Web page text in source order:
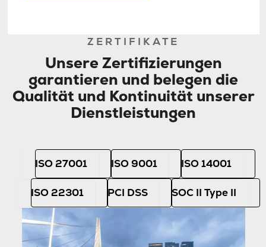
ZERTIFIKATE
Unsere Zertifizierungen
garantieren und belegen die
Qualität und Kontinuität unserer
Dienstleistungen
ISO 27001 ISO 9001 ISO 14001
ISO 22301 PCI DSS SOC II Type II